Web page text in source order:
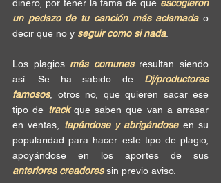
dinero, por tener la fama de que escogieron
un pedazo de tu canción más aclamada o
decir que no y seguir como si nada.
Los plagios más comunes resultan siendo
así: Se ha sabido de Dj/productores
famosos, otros no, que quieren sacar ese
tipo de track que saben que van a arrasar
en ventas, tapándose y abrigándose en su
popularidad para hacer este tipo de plagio,
anteriores creadores sin previo aviso.